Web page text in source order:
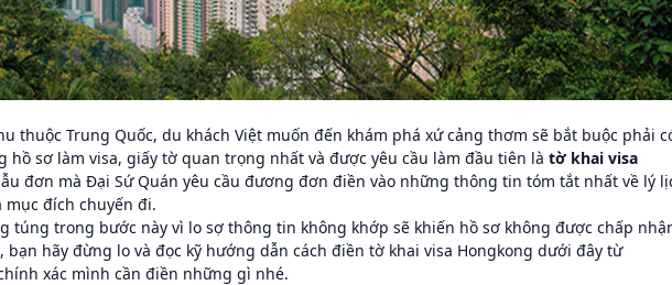
thuộc Trung Quốc, du khách Việt muốn đến khám phá xứ cảng thơm sẽ bắt buộc phải
hồ sơ làm visa, giấy tờ quan trọng nhất và được yêu cầu làm đầu tiên là tờ khai visa
đơn mà Đại Sứ Quán yêu cầu đương đơn điền vào những thông tin tóm tắt nhất về lý
mục đích chuyến đi.
túng trong bước này vì lo sợ thông tin không khớp sẽ khiến hồ sơ không được chấp
bạn hãy đừng lo và đọc kỹ hướng dẫn cách điền tờ khai visa Hongkong dưới đây từ
xác mình cần điền những gì nhé.